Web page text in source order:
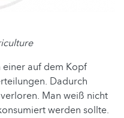
auf dem Kopf
Dadurch
Man weiß nicht
werden sollte.